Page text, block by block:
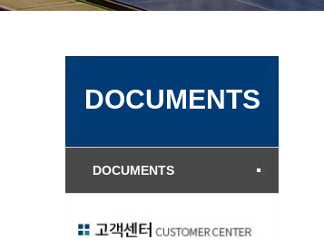
DOCUMENTS
DOCUMENTS